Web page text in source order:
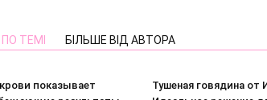
ТЕМІ БІЛЬШЕ ВІД АВТОРА
показывает
Тушеная говядина от